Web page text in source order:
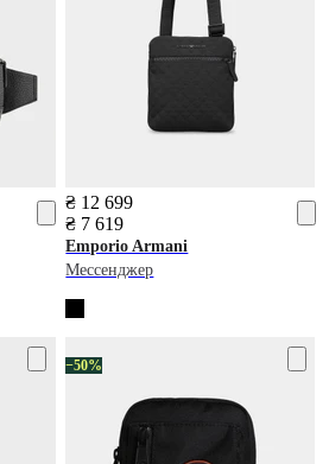
₴ 12 699
₴ 7 619
Emporio Armani
Мессенджер
−50%